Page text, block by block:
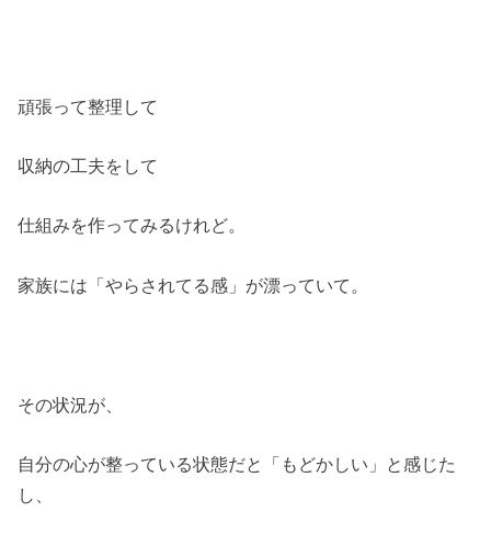
頑張って整理して
収納の工夫をして
仕組みを作ってみるけれど。
家族には「やらされてる感」が漂っていて。
その状況が、
自分の心が整っている状態だと「もどかしい」と感じた
し、